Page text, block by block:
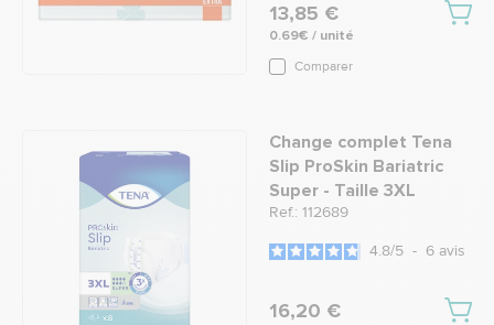
13,85 €
0.69€ / unité
Comparer
Change complet Tena
Slip ProSkin Bariatric
Super - Taille 3XL
Ref.: 112689
4.8/5 - 6 avis
16,20 €